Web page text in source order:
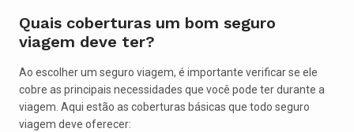
Quais coberturas um bom seguro
viagem deve ter?
Ao escolher um seguro viagem, é importante verificar se ele
cobre as principais necessidades que você pode ter durante a
viagem. Aqui estão as coberturas básicas que todo seguro
viagem deve oferecer: